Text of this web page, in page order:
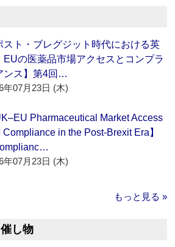
スト・ブレグジット時代における英
EUの医薬品市場アクセスとコンプラ
ンス】第4回…
年07月23日 (木)
Pharmaceutical Market Access
Compliance in the Post-Brexit Era】
年07月23日 (木)
もっと見る »
し物